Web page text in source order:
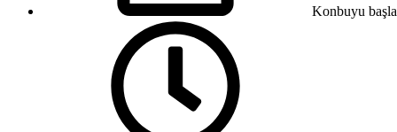
Konbuyu